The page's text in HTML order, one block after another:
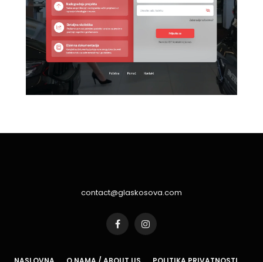
contact@glaskosova.com
FacebookInstagram